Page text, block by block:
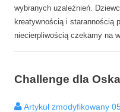
wybranych uzależnień.
kreatywnością i starannością
niecierpliwością czekamy na
Challenge dla
Artykuł zmodyfikowany